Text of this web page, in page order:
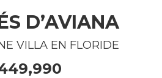
D’AVIANA
VILLA EN FLORIDE